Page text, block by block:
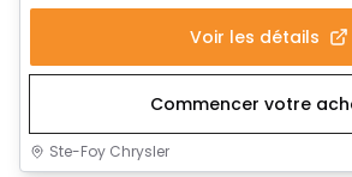
Voir les détails
Commencer votre
Ste-Foy Chrysler